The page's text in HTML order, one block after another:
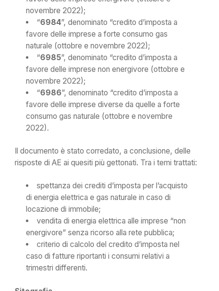
novembre 2022);
“6984”, denominato “credito d’imposta a
favore delle imprese a forte consumo gas
naturale (ottobre e novembre 2022);
“6985”, denominato “credito d’imposta a
favore delle imprese non energivore (ottobre e
novembre 2022);
“6986”, denominato “credito d’imposta a
favore delle imprese diverse da quelle a forte
consumo gas naturale (ottobre e novembre
2022).
Il documento è stato corredato, a conclusione, delle
risposte di AE ai quesiti più gettonati. Tra i temi trattati:
spettanza dei crediti d’imposta per l’acquisto
di energia elettrica e gas naturale in caso di
locazione di immobile;
vendita di energia elettrica alle imprese “non
energivore” senza ricorso alla rete pubblica;
criterio di calcolo del credito d’imposta nel
caso di fatture riportanti i consumi relativi a
trimestri differenti.